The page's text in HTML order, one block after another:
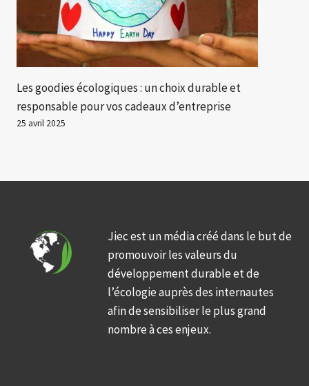
Les goodies écologiques : un choix durable et
responsable pour vos cadeaux d’entreprise
25 avril 2025
Jiec est un média créé dans le but de
promouvoir les valeurs du
développement durable et de
l’écologie auprès des internautes
afin de sensibiliser le plus grand
nombre à ces enjeux.